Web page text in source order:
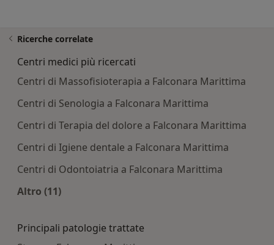
Ricerche correlate
Centri medici più ricercati
Centri di Massofisioterapia a Falconara Marittima
Centri di Senologia a Falconara Marittima
Centri di Terapia del dolore a Falconara Marittima
Centri di Igiene dentale a Falconara Marittima
Centri di Odontoiatria a Falconara Marittima
Altro (11)
Principali patologie trattate